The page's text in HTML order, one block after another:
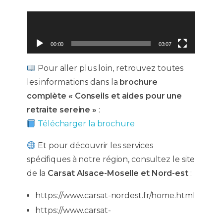
00:00 03:07
Pour aller plus loin, retrouvez toutes
les informations dans la brochure
complète « Conseils et aides pour une
retraite sereine » :
Télécharger la brochure
Et pour découvrir les services
spécifiques à notre région, consultez le site
de la Carsat Alsace-Moselle et Nord-est :
https://www.carsat-nordest.fr/home.html
https://www.carsat-